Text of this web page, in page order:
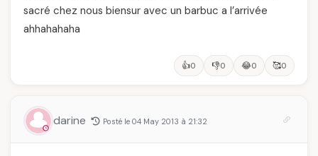
sacré chez nous biensur avec un barbuc a l’arrivée
ahhahahaha
👍0 👎0 😂0 🥰0
darine Posté le 04 May 2013 à 21:32